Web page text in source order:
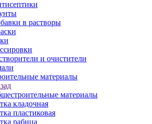
в растворы
и очистители
материалы
материалы
кладочная
пластиковая
рабица